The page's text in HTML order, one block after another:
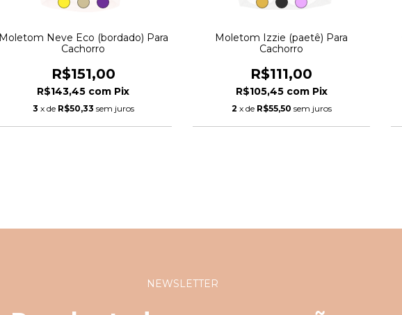
Moletom Neve Eco (bordado) Para
Cachorro
R$151,00
R$143,45 com Pix
3 x de R$50,33 sem juros
Moletom Izzie (paetê) Para
Cachorro
R$111,00
R$105,45 com Pix
2 x de R$55,50 sem juros
NEWSLETTER